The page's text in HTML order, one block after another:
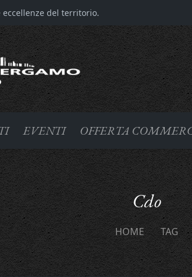
eccellenze del territorio.
EVENTI OFFERTA
Cdo
HOME TAG